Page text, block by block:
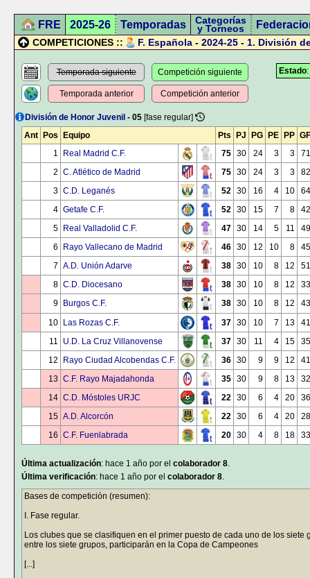
FRE 2025-26 Temporadas Categorías
y Torneos
COMPETICIONES :: F. Española - 2024-25 - 1. División
Estado
Temporada siguiente
Temporada anterior
Competición siguiente
Competición anterior
División de Honor Juvenil - 05 [fase regular]
Ant
Pos Equipo Pts PJ PG PE PP GF
1
Real Madrid C.F. 75 30 24 3 3
71
2 C. Atlético de Madrid 75 30 24 3 3
82
3 C.D. Leganés 52 30 16 4 10
64
4 Getafe C.F. 52 30 15 7 8
42
5
Real Valladolid C.F. 47 30 14 5 11
49
6
Rayo Vallecano de Madrid 46 30 12 10 8
45
7 A.D. Unión Adarve 38 30 10 8 12
51
8 C.D. Diocesano 38 30 10 8 12
33
9
Burgos C.F. 38 30 10 8 12
43
10
Las Rozas C.F. 37 30 10 7 13
41
11
U.D. La Cruz Villanovense 37 30 11 4 15
35
12
Rayo Ciudad Alcobendas C.F. 36 30 9 9 12
41
13 C.F. Rayo Majadahonda 35 30 9 8 13
32
14 C.D. Móstoles URJC 22 30 6 4 20
36
15 A.D. Alcorcón 22 30 6 4 20
28
16 C.F. Fuenlabrada 20 30 4 8 18 33
Última actualización: hace 1 año por el colaborador 8.
Última verificación: hace 1 año por el colaborador 8.
Bases de competición (resumen):
I. Fase regular.
Los clubes que se clasifiquen en el primer puesto de cada uno de los
entre los siete grupos, participarán en la Copa de Campeones
[...]